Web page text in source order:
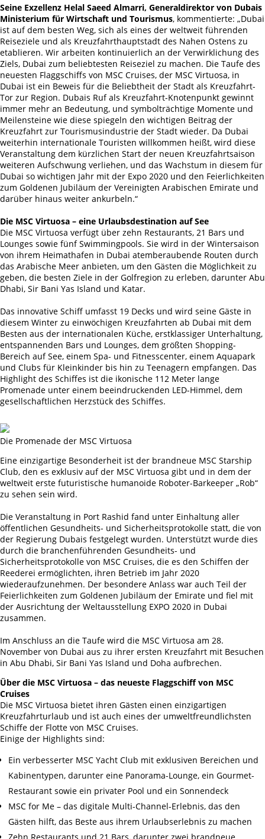
Seine Exzellenz Helal Saeed Almarri, Generaldirektor von Dubais
Ministerium für Wirtschaft und Tourismus, kommentierte: „Dubai
ist auf dem besten Weg, sich als eines der weltweit führenden
Reiseziele und als Kreuzfahrthauptstadt des Nahen Ostens zu
etablieren. Wir arbeiten kontinuierlich an der Verwirklichung des
Ziels, Dubai zum beliebtesten Reiseziel zu machen. Die Taufe des
neuesten Flaggschiffs von MSC Cruises, der MSC Virtuosa, in
Dubai ist ein Beweis für die Beliebtheit der Stadt als Kreuzfahrt-
Tor zur Region. Dubais Ruf als Kreuzfahrt-Knotenpunkt gewinnt
immer mehr an Bedeutung, und symbolträchtige Momente und
Meilensteine wie diese spiegeln den wichtigen Beitrag der
Kreuzfahrt zur Tourismusindustrie der Stadt wieder. Da Dubai
weiterhin internationale Touristen willkommen heißt, wird diese
Veranstaltung dem kürzlichen Start der neuen Kreuzfahrtsaison
weiteren Aufschwung verliehen, und das Wachstum in diesem für
Dubai so wichtigen Jahr mit der Expo 2020 und den Feierlichkeiten
zum Goldenen Jubiläum der Vereinigten Arabischen Emirate und
darüber hinaus weiter ankurbeln.“
Die MSC Virtuosa – eine Urlaubsdestination auf See
Die MSC Virtuosa verfügt über zehn Restaurants, 21 Bars und
Lounges sowie fünf Swimmingpools. Sie wird in der Wintersaison
von ihrem Heimathafen in Dubai atemberaubende Routen durch
das Arabische Meer anbieten, um den Gästen die Möglichkeit zu
geben, die besten Ziele in der Golfregion zu erleben, darunter Abu
Dhabi, Sir Bani Yas Island und Katar.
Das innovative Schiff umfasst 19 Decks und wird seine Gäste in
diesem Winter zu einwöchigen Kreuzfahrten ab Dubai mit dem
Besten aus der internationalen Küche, erstklassiger Unterhaltung,
entspannenden Bars und Lounges, dem größten Shopping-
Bereich auf See, einem Spa- und Fitnesscenter, einem Aquapark
und Clubs für Kleinkinder bis hin zu Teenagern empfangen. Das
Highlight des Schiffes ist die ikonische 112 Meter lange
Promenade unter einem beeindruckenden LED-Himmel, dem
gesellschaftlichen Herzstück des Schiffes.
Die Promenade der MSC Virtuosa
Eine einzigartige Besonderheit ist der brandneue MSC Starship
Club, den es exklusiv auf der MSC Virtuosa gibt und in dem der
weltweit erste futuristische humanoide Roboter-Barkeeper „Rob“
zu sehen sein wird.
Die Veranstaltung in Port Rashid fand unter Einhaltung aller
öffentlichen Gesundheits- und Sicherheitsprotokolle statt, die von
der Regierung Dubais festgelegt wurden. Unterstützt wurde dies
durch die branchenführenden Gesundheits- und
Sicherheitsprotokolle von MSC Cruises, die es den Schiffen der
Reederei ermöglichten, ihren Betrieb im Jahr 2020
wiederaufzunehmen. Der besondere Anlass war auch Teil der
Feierlichkeiten zum Goldenen Jubiläum der Emirate und fiel mit
der Ausrichtung der Weltausstellung EXPO 2020 in Dubai
zusammen.
Im Anschluss an die Taufe wird die MSC Virtuosa am 28.
November von Dubai aus zu ihrer ersten Kreuzfahrt mit Besuchen
in Abu Dhabi, Sir Bani Yas Island und Doha aufbrechen.
Über die MSC Virtuosa – das neueste Flaggschiff von MSC
Cruises
Die MSC Virtuosa bietet ihren Gästen einen einzigartigen
Kreuzfahrturlaub und ist auch eines der umweltfreundlichsten
Schiffe der Flotte von MSC Cruises.
Einige der Highlights sind:
Ein verbesserter MSC Yacht Club mit exklusiven Bereichen und
Kabinentypen, darunter eine Panorama-Lounge, ein Gourmet-
Restaurant sowie ein privater Pool und ein Sonnendeck
MSC for Me – das digitale Multi-Channel-Erlebnis, das den
Gästen hilft, das Beste aus ihrem Urlaubserlebnis zu machen
Zehn Restaurants und 21 Bars, darunter zwei brandneue